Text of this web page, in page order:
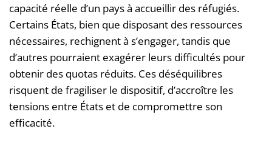
capacité réelle d’un pays à accueillir des réfugiés.
Certains États, bien que disposant des ressources
nécessaires, rechignent à s’engager, tandis que
d’autres pourraient exagérer leurs difficultés pour
obtenir des quotas réduits. Ces déséquilibres
risquent de fragiliser le dispositif, d’accroître les
tensions entre États et de compromettre son
efficacité.